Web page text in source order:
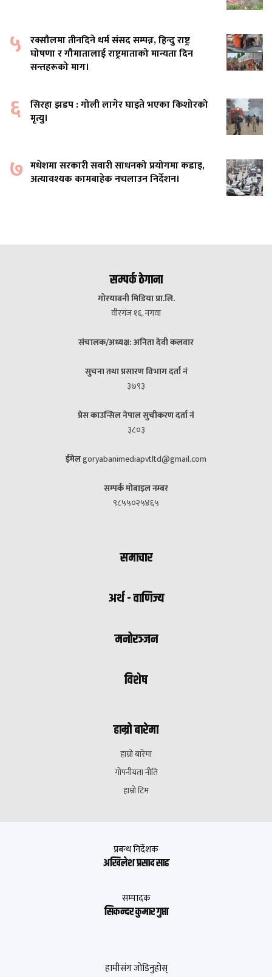
५ रक्सौलमा तीनदिने धर्म संसद सम्पन्न, हिन्दु राष्ट्र
घोषणा र गौमातालाई राष्ट्रमाताको मान्यता दिन
सन्तहरूको माग।
६ सिरहा झडप : गोली लागेर घाइते भएका किशोरको
मृत्यु।
७ मधेशमा सरकारी सवारी साधनको प्रयोगमा कडाइ,
अत्यावश्यक कामबाहेक नचलाउन निर्देशन।
सम्पर्क ठेगाना
गोरयाबनी मिडिया प्रा.लि.
वीरगंज १६, नगवा
संचालक/अध्यक्ष: अनिता देवी कलवार
सुचना तथा प्रसारण विभाग दर्ता नं
३७९३
प्रेस काउन्सिल नेपाल सुचीकरण दर्ता नं
३८०३
ईमेलgoryabanimediapvtltd@gmail.com
सम्पर्क मोबाइल नम्बर
९८५५०२५४६५
समाचार
अर्थ - वाणिज्य
मनोरञ्जन
विशेष
हाम्रो बारेमा
हाम्रो बारेमा
गोपनीयता नीति
हाम्रो टिम
प्रबन्ध निर्देशक
अखिलेश प्रसाद साह
सम्पादक
सिकन्दर कुमार गुप्ता
हामीसंग जोडिनुहोस्